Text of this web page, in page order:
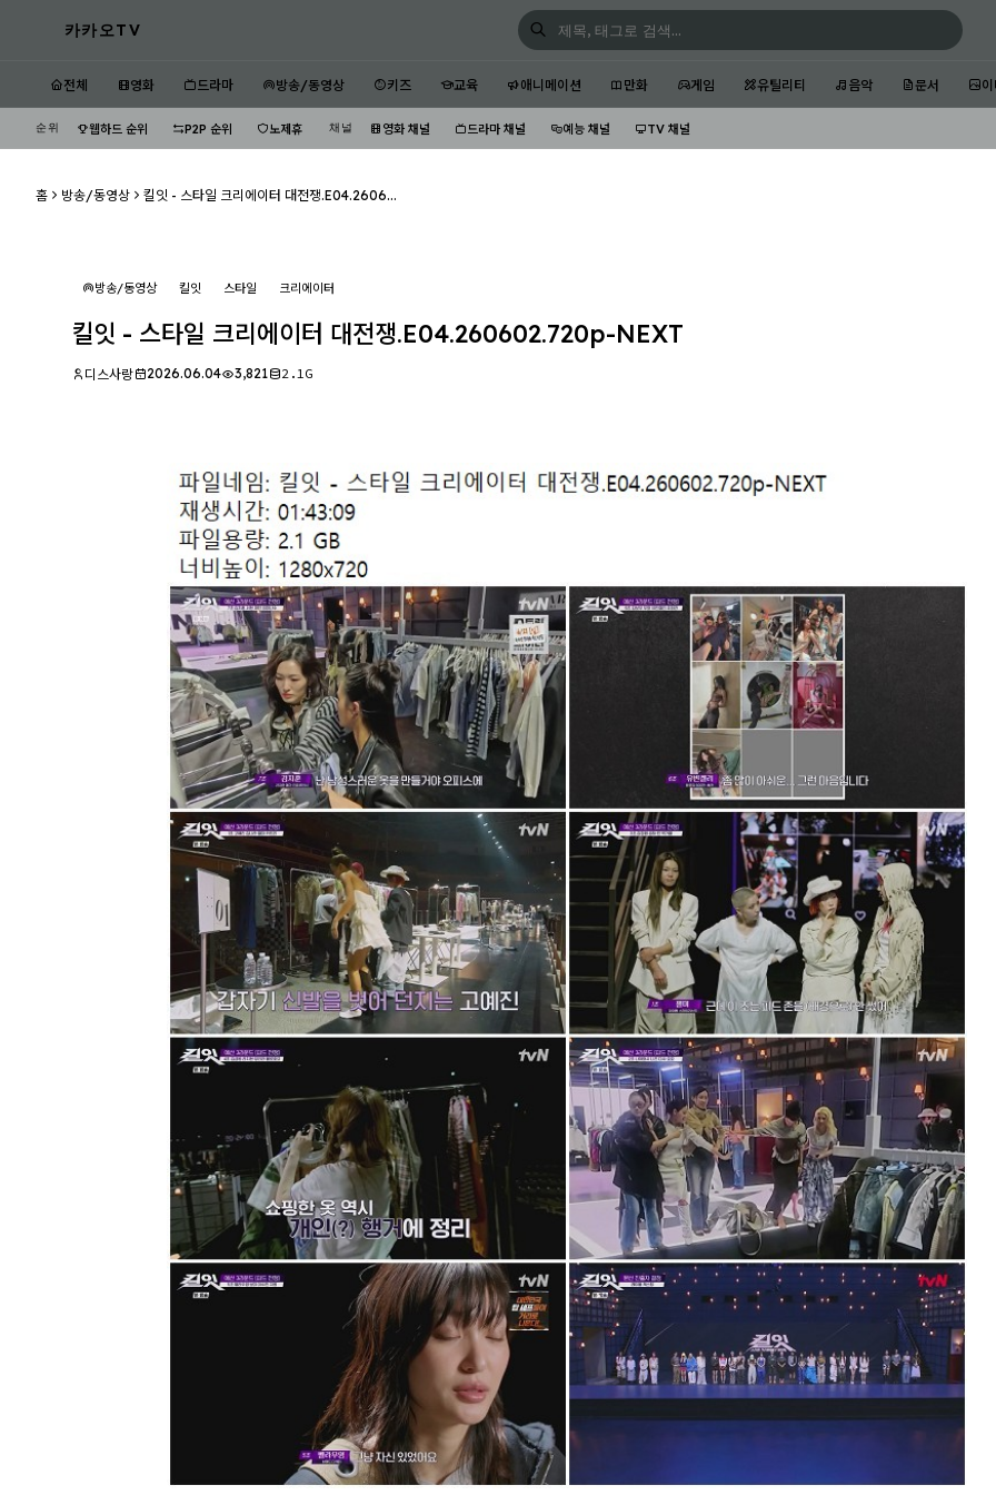
카카오TV
전체 영화 드라마 방송/동영상 키즈 교육 애니메이션 만화 게임 유틸리티 음악 문서
순위 웹하드 순위 P2P 순위 노제휴 채널 영화 채널 드라마 채널 예능 채널 TV 채널
홈 방송/동영상 킬잇 - 스타일 크리에이터 대전쟁.E04.2606...
방송/동영상 킬잇 스타일 크리에이터
킬잇 - 스타일 크리에이터 대전쟁.E04.260602.720p-NEXT
디스사랑 2026.06.04 3,821 2.1G